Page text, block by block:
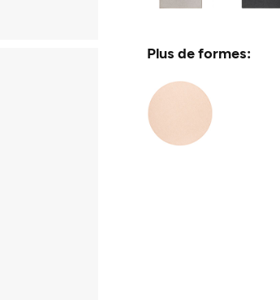
Plus de formes: